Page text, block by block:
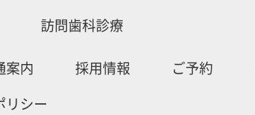
訪問歯科診療
案内 採用情報 ご予約
リシー